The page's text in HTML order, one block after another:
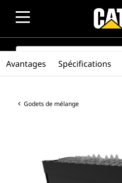
SEARCH
Godets de mélange
Avantages Spécifications